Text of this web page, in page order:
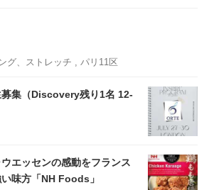
グ、ストレッチ , パリ11区
集（Discovery残り1名 12-
ウエッセンの感動をフランス
味方「NH Foods」